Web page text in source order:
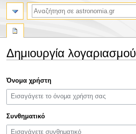
Δημιουργία λογαριασμού
στην
πλοήγηση
στην
αναζήτηση
Όνομα χρήστη
Συνθηματικό
αναζήτηση